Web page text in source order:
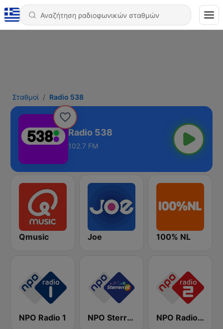
Σταθμοί Radio 538
Radio 538
102.7 FM
Qmusic Joe 100% NL
NPO Radio 1 NPO Sterren NPO Radio 2